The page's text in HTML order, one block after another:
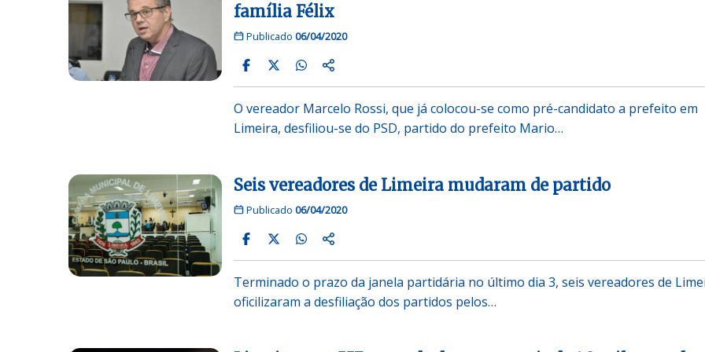
família Félix
Publicado 06/04/2020
O vereador Marcelo Rossi, que já colocou-se como pré-candidato a prefeito em
Limeira, desfiliou-se do PSD, partido do prefeito Mario…
Seis vereadores de Limeira mudaram de partido
Publicado 06/04/2020
Terminado o prazo da janela partidária no último dia 3, seis vereadores de
oficilizaram a desfiliação dos partidos pelos…